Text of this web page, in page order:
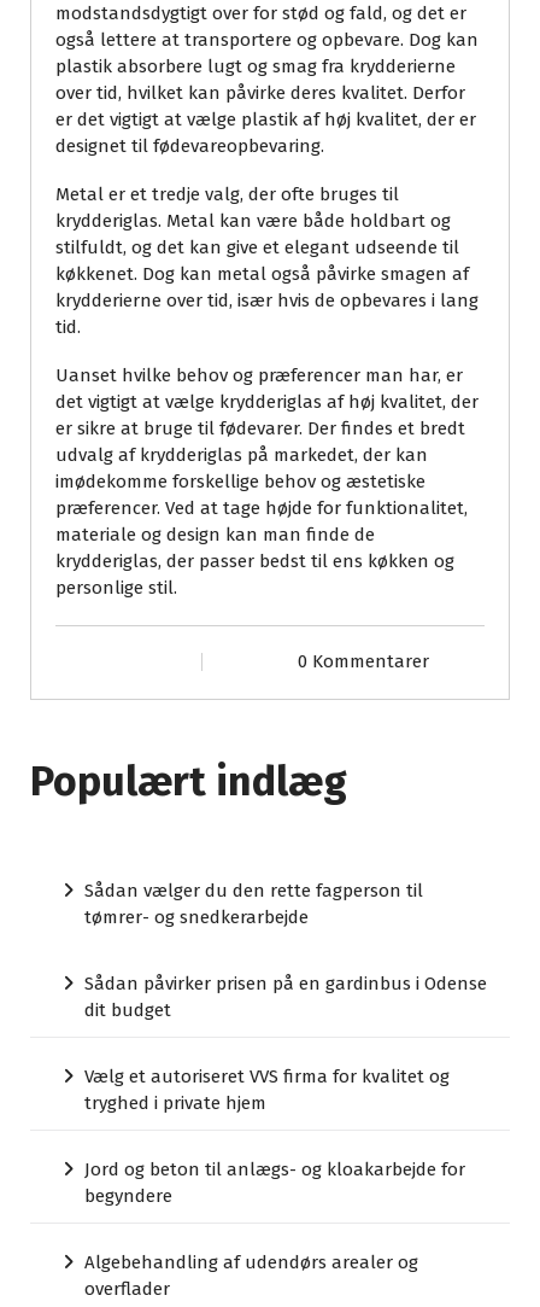
modstandsdygtigt over for stød og fald, og det er
også lettere at transportere og opbevare. Dog kan
plastik absorbere lugt og smag fra krydderierne
over tid, hvilket kan påvirke deres kvalitet. Derfor
er det vigtigt at vælge plastik af høj kvalitet, der er
designet til fødevareopbevaring.
Metal er et tredje valg, der ofte bruges til
krydderiglas. Metal kan være både holdbart og
stilfuldt, og det kan give et elegant udseende til
køkkenet. Dog kan metal også påvirke smagen af
krydderierne over tid, især hvis de opbevares i lang
tid.
Uanset hvilke behov og præferencer man har, er
det vigtigt at vælge krydderiglas af høj kvalitet, der
er sikre at bruge til fødevarer. Der findes et bredt
udvalg af krydderiglas på markedet, der kan
imødekomme forskellige behov og æstetiske
præferencer. Ved at tage højde for funktionalitet,
materiale og design kan man finde de
krydderiglas, der passer bedst til ens køkken og
personlige stil.
0 Kommentarer
Populært indlæg
Sådan vælger du den rette fagperson til
tømrer- og snedkerarbejde
Sådan påvirker prisen på en gardinbus i Odense
dit budget
Vælg et autoriseret VVS firma for kvalitet og
tryghed i private hjem
Jord og beton til anlægs- og kloakarbejde for
begyndere
Algebehandling af udendørs arealer og
overflader